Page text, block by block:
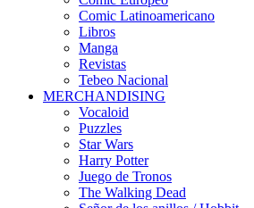
Comic Latinoamericano
Libros
Manga
Revistas
Tebeo Nacional
MERCHANDISING
Vocaloid
Puzzles
Star Wars
Harry Potter
Juego de Tronos
The Walking Dead